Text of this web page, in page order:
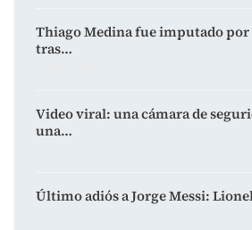
Thiago Medina fue imputado por
tras…
Video viral: una cámara de
una…
Último adiós a Jorge Messi: